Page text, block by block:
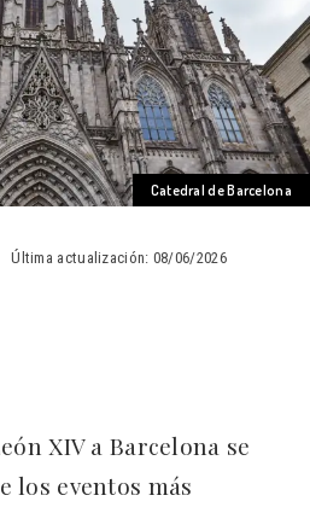
Catedral de Barcelona
Última actualización: 08/06/2026
XIV a Barcelona se
los eventos más